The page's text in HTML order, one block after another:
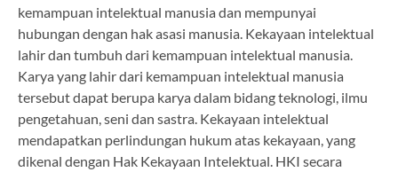
kemampuan intelektual manusia dan mempunyai
hubungan dengan hak asasi manusia. Kekayaan intelektual
lahir dan tumbuh dari kemampuan intelektual manusia.
Karya yang lahir dari kemampuan intelektual manusia
tersebut dapat berupa karya dalam bidang teknologi, ilmu
pengetahuan, seni dan sastra. Kekayaan intelektual
mendapatkan perlindungan hukum atas kekayaan, yang
dikenal dengan Hak Kekayaan Intelektual. HKI secara